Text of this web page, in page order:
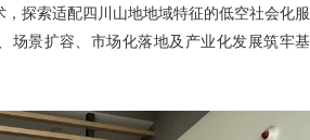
探索适配四川山地地域特征的低空社会化服
场景扩容、市场化落地及产业化发展筑牢基